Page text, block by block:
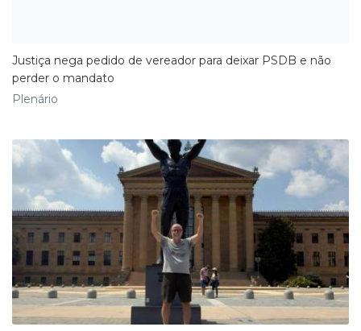
​Justiça nega pedido de vereador para deixar PSDB e não
perder o mandato
Plenário